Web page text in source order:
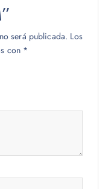
será publicada. Los
con *